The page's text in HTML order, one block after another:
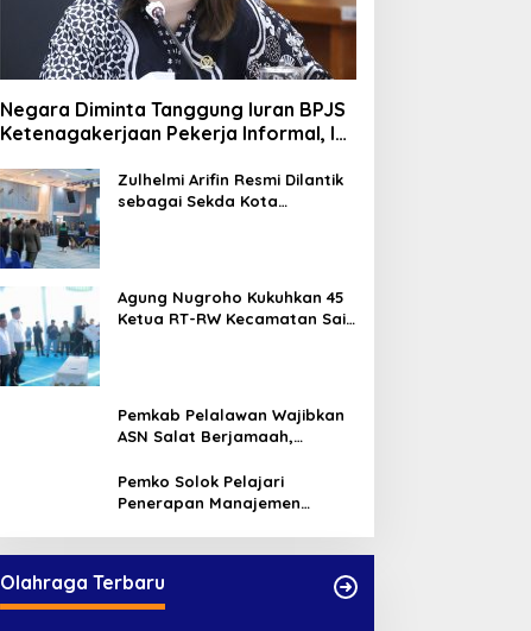
Negara Diminta Tanggung Iuran BPJS
Ketenagakerjaan Pekerja Informal, Ini
Zulhelmi Arifin Resmi Dilantik
sebagai Sekda Kota
Agung Nugroho Kukuhkan 45
Ketua RT-RW Kecamatan Sail,
Pemkab Pelalawan Wajibkan
ASN Salat Berjamaah,
Jadi Empat Kali
Pemko Solok Pelajari
Penerapan Manajemen
Olahraga Terbaru